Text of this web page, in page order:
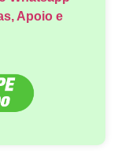
Apoio e